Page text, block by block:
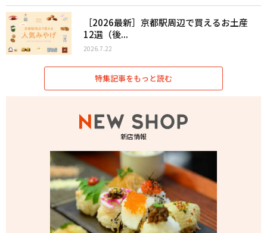
［2026最新］京都駅周辺で買えるお土産
12選（後...
2026.7.22
特集記事をもっと読む
新店情報